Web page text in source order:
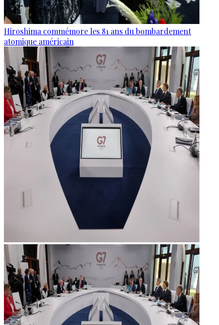
Hiroshima commémore les 81 ans du bombardement
atomique américain